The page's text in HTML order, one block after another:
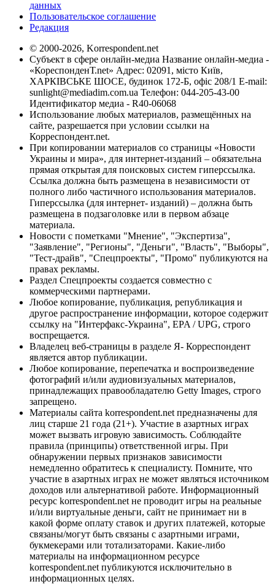
данных
Пользовательское соглашение
Редакция
© 2000-2026, Korrespondent.net
Субъект в сфере онлайн-медиа Название онлайн-медиа -
«КореспонденТ.net» Адрес: 02091, місто Київ,
ХАРКІВСЬКЕ ШОСЕ, будинок 172-Б, офіс 208/1 E-mail:
sunlight@mediadim.com.ua Телефон: 044-205-43-00
Идентификатор медиа - R40-06068
Использование любых материалов, размещённых на
сайте, разрешается при условии ссылки на
Корреспондент.net.
При копировании материалов со страницы «Новости
Украины и мира», для интернет-изданий – обязательна
прямая открытая для поисковых систем гиперссылка.
Ссылка должна быть размещена в независимости от
полного либо частичного использования материалов.
Гиперссылка (для интернет- изданий) – должна быть
размещена в подзаголовке или в первом абзаце
материала.
Новости с пометками "Мнение", "Экспертиза",
"Заявление", "Регионы", "Деньги", "Власть", "Выборы",
"Тест-драйв", "Спецпроекты", "Промо" публикуются на
правах рекламы.
Раздел Спецпроекты создается совместно с
коммерческими партнерами.
Любое копирование, публикация, републикация и
другое распространение информации, которое содержит
ссылку на "Интерфакс-Украина", EPA / UPG, строго
воспрещается.
Владелец веб-страницы в разделе Я- Корреспондент
является автор публикации.
Любое копирование, перепечатка и воспроизведение
фотографий и/или аудиовизуальных материалов,
принадлежащих правообладателю Getty Images, строго
запрещено.
Материалы сайта korrespondent.net предназначены для
лиц старше 21 года (21+). Участие в азартных играх
может вызвать игровую зависимость. Соблюдайте
правила (принципы) ответственной игры. При
обнаружении первых признаков зависимости
немедленно обратитесь к специалисту. Помните, что
участие в азартных играх не может являться источником
доходов или альтернативой работе. Информационный
ресурс korrespondent.net не проводит игры на реальные
и/или виртуальные деньги, сайт не принимает ни в
какой форме оплату ставок и других платежей, которые
связаны/могут быть связаны с азартными играми,
букмекерами или тотализаторами. Какие-либо
материалы на информационном ресурсе
korrespondent.net публикуются исключительно в
информационных целях.